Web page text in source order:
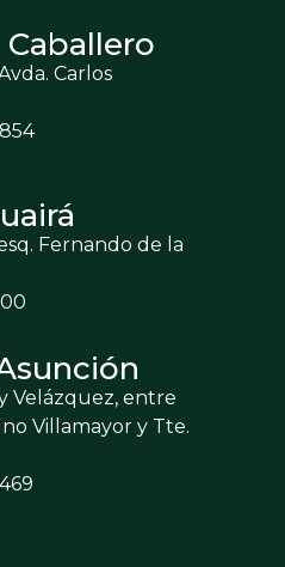
Carlos
Fernando de la
Velázquez, entre
Villamayor y Tte.